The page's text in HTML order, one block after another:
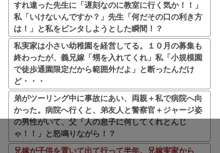
すれ違った先生に「遅刻なのに教室に行く気か！！」
私「いけないんですか？」先生「何だその口の利き方
は！」と私をビンタしようとした瞬間！？
私実家は小さい幼稚園を経営してる。１０月の募集も
終わったが、義兄嫁「甥を入れてくれ」私「小規模園
で徒歩通園限定だから範囲外だよ」と断ったんだけ
ど・・・
弟がツーリング中に事故にあい、両親＋私で病院へ向
かった。病院へ行くと、弟友人と警察官＋ジャージ姿
の男性がいて、父「人の息子に何してくれとんじ
ゃ！！」と怒鳴りながら！？
兄嫁が子供を置いて出て行って半年。兄嫁実家から